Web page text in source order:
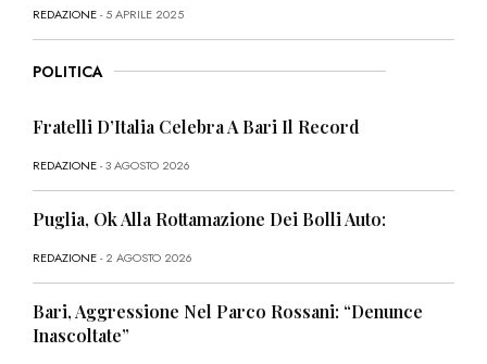
REDAZIONE- 5 APRILE 2025
POLITICA
Fratelli D’Italia Celebra A Bari Il Record
REDAZIONE- 3 AGOSTO 2026
Puglia, Ok Alla Rottamazione Dei Bolli Auto:
REDAZIONE- 2 AGOSTO 2026
Bari, Aggressione Nel Parco Rossani: “Denunce
Inascoltate”